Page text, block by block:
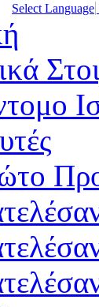
Select Language